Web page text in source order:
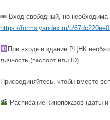
🎟 Вход свободный, но необходима
https://forms.yandex.ru/u/
При входе в здание РЦНК
личность (паспорт или ID).
Присоединяйтесь, чтобы вместе
Расписание кинопоказов (даты